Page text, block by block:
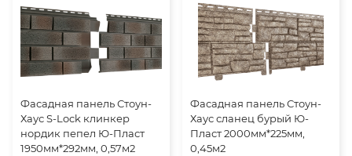
Фасадная панель Стоун-
Хаус S-Lock клинкер
нордик пепел Ю-Пласт
1950мм*292мм, 0,57м2
Фасадная панель Стоун-
Хаус сланец бурый Ю-
Пласт 2000мм*225мм,
0,45м2